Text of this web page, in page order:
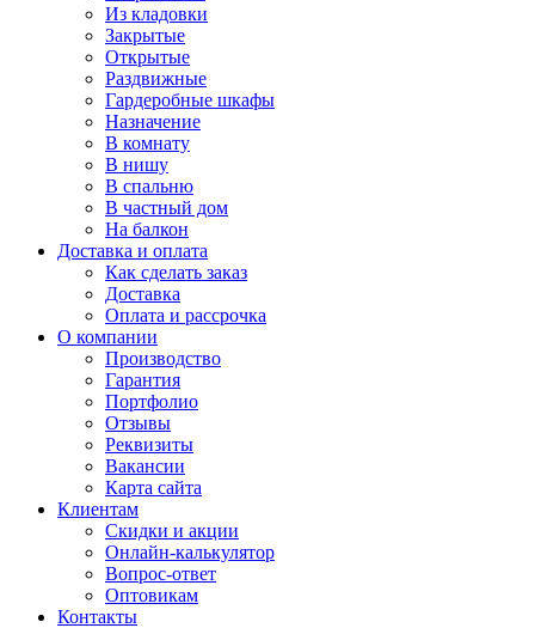
Из кладовки
Закрытые
Открытые
Раздвижные
Гардеробные шкафы
Назначение
В комнату
В нишу
В спальню
В частный дом
На балкон
Доставка и оплата
Как сделать заказ
Доставка
Оплата и рассрочка
О компании
Производство
Гарантия
Портфолио
Отзывы
Реквизиты
Вакансии
Карта сайта
Клиентам
Скидки и акции
Онлайн-калькулятор
Вопрос-ответ
Оптовикам
Контакты